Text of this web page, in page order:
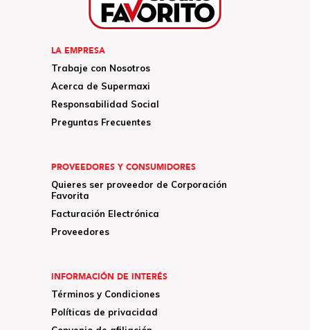
LA EMPRESA
Trabaje con Nosotros
Acerca de Supermaxi
Responsabilidad Social
Preguntas Frecuentes
PROVEEDORES Y CONSUMIDORES
Quieres ser proveedor de Corporación
Favorita
Facturación Electrónica
Proveedores
INFORMACIÓN DE INTERÉS
Términos y Condiciones
Políticas de privacidad